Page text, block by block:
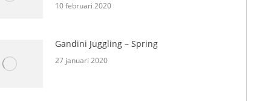
10 februari 2020
Gandini Juggling – Spring
27 januari 2020